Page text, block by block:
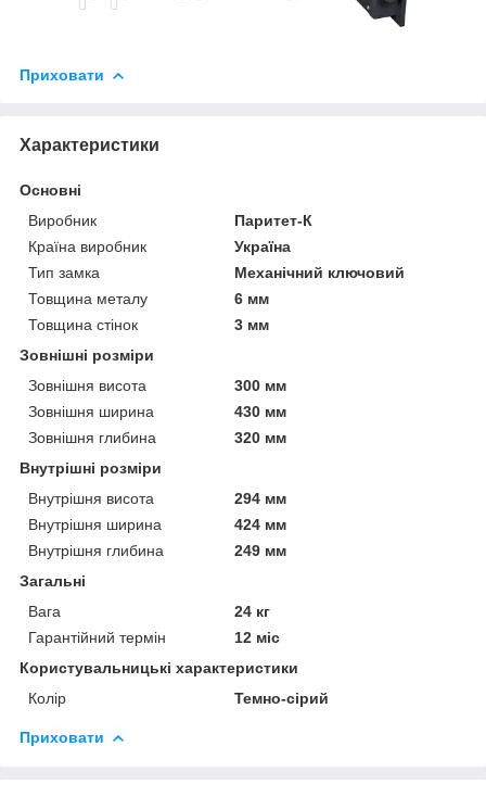
Приховати
Характеристики
Основні
Виробник
Паритет-К
Країна виробник
Україна
Тип замка
Механічний ключовий
Товщина металу
6 мм
Товщина стінок
3 мм
Зовнішні розміри
Зовнішня висота
300 мм
Зовнішня ширина
430 мм
Зовнішня глибина
320 мм
Внутрішні розміри
Внутрішня висота
294 мм
Внутрішня ширина
424 мм
Внутрішня глибина
249 мм
Загальні
Вага
24 кг
Гарантійний термін
12 міс
Користувальницькі характеристики
Колір
Темно-сірий
Приховати